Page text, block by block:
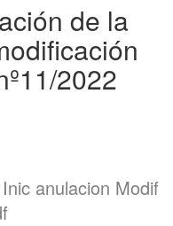
de la
2022
anulacion Modif